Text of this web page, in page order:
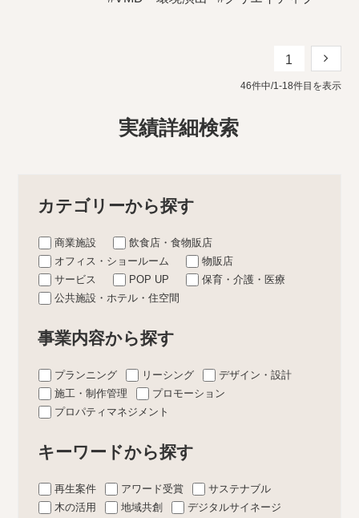
1
46件中/1-18件目を表示
実績詳細検索
カテゴリーから探す
商業施設
飲食店・食物販店
オフィス・ショールーム
物販店
サービス
POP UP
保育・介護・医療
公共施設・ホテル・住空間
事業内容から探す
プランニング リーシング
デザイン・設計
施工・制作管理
プロモーション
プロパティマネジメント
キーワードから探す
再生案件 アワード受賞
サステナブル
木の活用
地域共創
デジタルサイネージ